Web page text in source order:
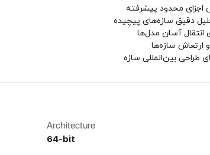
اجزای محدود پیشرفته
دقیق سازه‌های پیچیده
و ارتعاش سازه‌ها
طراحی بین‌المللی سازه
Architecture
64-bit